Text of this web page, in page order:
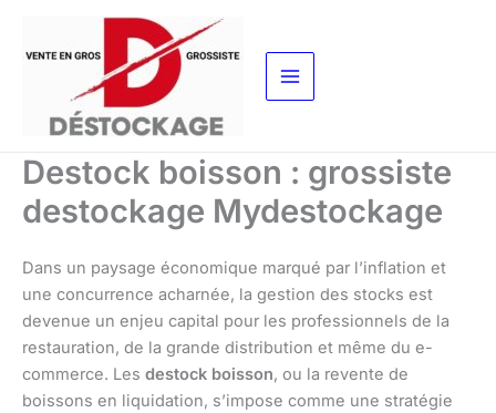
contenu
Destock boisson : grossiste
destockage Mydestockage
Dans un paysage économique marqué par l’inflation et
une concurrence acharnée, la gestion des stocks est
devenue un enjeu capital pour les professionnels de la
restauration, de la grande distribution et même du e-
commerce. Les destock boisson, ou la revente de
boissons en liquidation, s’impose comme une stratégie